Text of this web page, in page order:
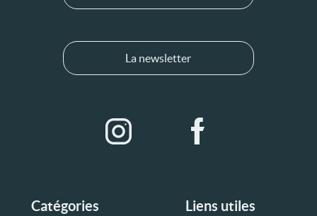
Catégories Liens utiles
La newsletter